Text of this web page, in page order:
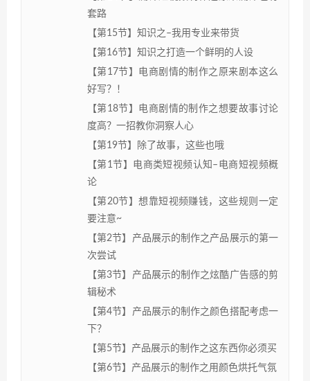
套路
【第15节】知识之–我用专业来带货
【第16节】知识之打造一个鲜明的人设
【第17节】电商剧情的制作之原来剧本这么
好写？！
【第18节】电商剧情的制作之想要故事讨论
度高？一招教你洞察人心
【第19节】除了故事，这些也哦
【第1节】电商类短视频认知–电商短视频概
论
【第20节】想靠短视频赚钱，这些规则一定
要注意~
【第2节】产品展示的制作之产品展示的第一
次尝试
【第3节】产品展示的制作之炫酷广告感的剪
辑秘术
【第4节】产品展示的制作之颜色搭配考虑一
下？
【第5节】产品展示的制作之这东西你必须买
【第6节】产品展示的制作之用颜色烘托气氛